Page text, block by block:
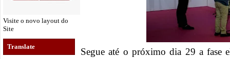
Visite o novo layout do
Site
Translate
Segue até o próximo dia 29 a fase